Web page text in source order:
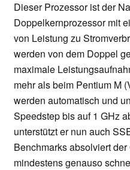
Dieser Prozessor ist der
Doppelkernprozessor mit
von Leistung zu
werden von dem Doppel
maximale
mehr als beim Pentium M
werden automatisch und
Speedstep bis auf 1 GHz
unterstützt er nun auch
Benchmarks absolviert
mindestens genauso